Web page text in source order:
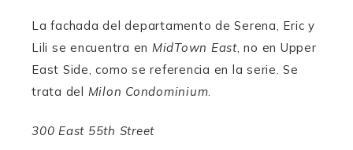
La fachada del departamento de Serena, Eric y
Lili se encuentra en MidTown East, no en Upper
East Side, como se referencia en la serie. Se
trata del Milon Condominium.
300 East 55th Street